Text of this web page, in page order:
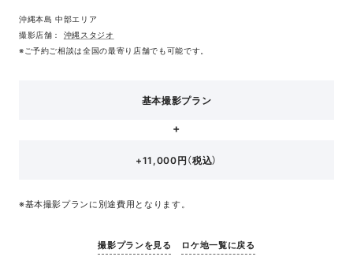
沖縄本島 中部エリア
撮影店舗： 沖縄スタジオ
※ご予約ご相談は全国の最寄り店舗でも可能です。
基本撮影プラン
+11,000円（税込）
※基本撮影プランに別途費用となります。
撮影プランを見る ロケ地一覧に戻る